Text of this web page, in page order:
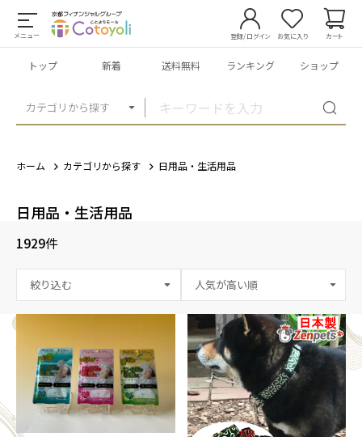
メニュー
カテゴリから探す
登録/ログイン お気に入り カート
トップ 新着 送料無料 ランキング ショップ
ホーム カテゴリから探す 日用品・生活用品
日用品・生活用品
1929件
絞り込む